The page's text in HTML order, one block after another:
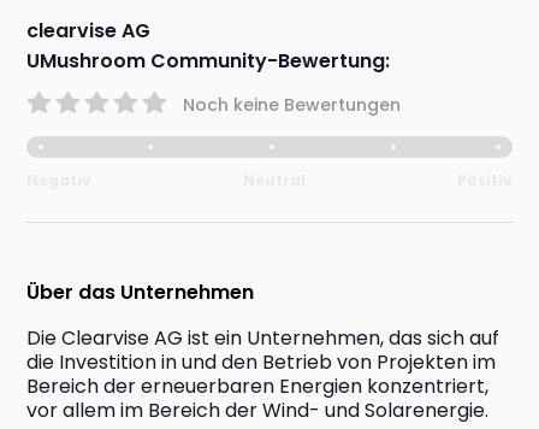
clearvise AG
UMushroom Community-Bewertung:
Noch keine Bewertungen
Über das Unternehmen
Die Clearvise AG ist ein Unternehmen, das sich auf
die Investition in und den Betrieb von Projekten im
Bereich der erneuerbaren Energien konzentriert,
vor allem im Bereich der Wind- und Solarenergie.